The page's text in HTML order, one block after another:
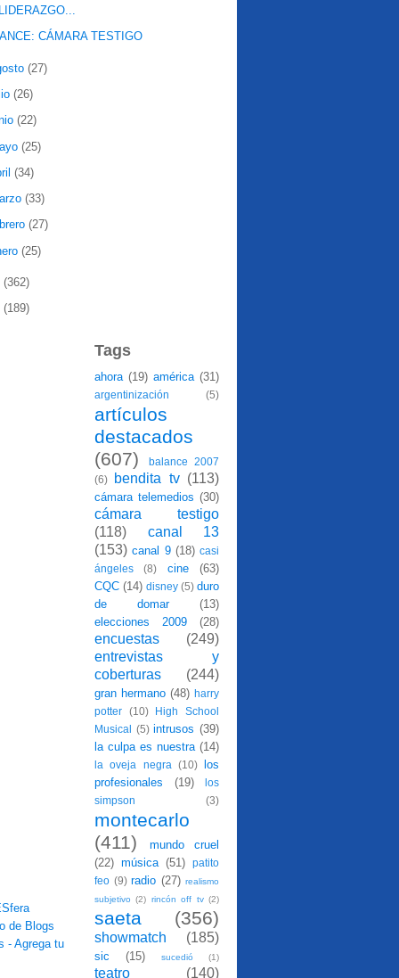
CÁMARA TESTIGO
(27)
(26)
(22)
(25)
(34)
(33)
(27)
(25)
(362)
(189)
Tags
ahora (19) américa (31)
argentinización (5)
artículos
destacados
(607)
balance 2007
(6)
bendita tv (113)
cámara telemedios (30)
cámara testigo
(118)
canal 13
(153) canal 9 (18) casi
ángeles
(8) cine
(63)
CQC (14) disney (5) duro
de domar
(13)
elecciones 2009
(28)
encuestas
(249)
entrevistas y
coberturas
(244)
gran hermano (48) harry
potter
(10)
High School
Musical (5) intrusos (39)
la culpa es nuestra (14)
la oveja negra (10) los
profesionales
(19)
los
simpson
(3)
montecarlo
(411)
mundo cruel
(22) música (51)
patito
feo (9) radio (27) realismo
subjetivo (2) rincón off tv (2)
saeta (356)
showmatch (185)
sic (15) sucedió (1)
teatro (140)